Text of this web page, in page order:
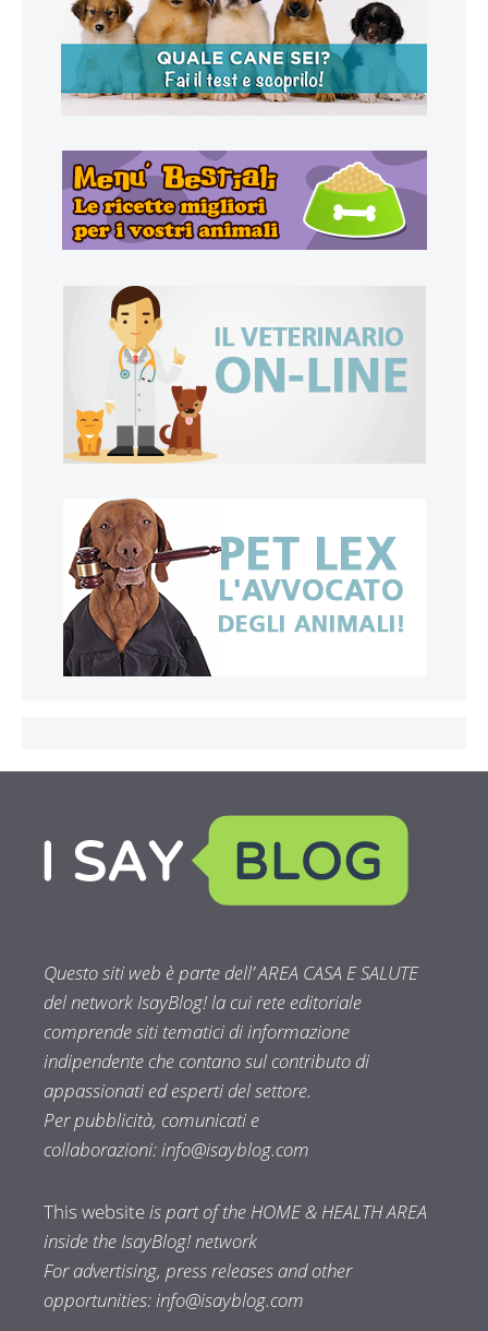
Questo siti web è parte dell’ AREA CASA E SALUTE
del network IsayBlog! la cui rete editoriale
comprende siti tematici di informazione
indipendente che contano sul contributo di
appassionati ed esperti del settore.
Per pubblicità, comunicati e
collaborazioni:info@isayblog.com
This websiteis part of the HOME & HEALTH AREA
inside the IsayBlog! network
For advertising, press releases and other
opportunities:info@isayblog.com